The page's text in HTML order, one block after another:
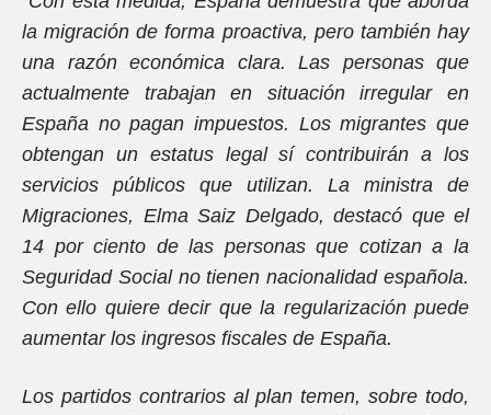
la migración de forma proactiva, pero también hay
una razón económica clara. Las personas que
actualmente trabajan en situación irregular en
España no pagan impuestos. Los migrantes que
obtengan un estatus legal sí contribuirán a los
servicios públicos que utilizan. La ministra de
Migraciones, Elma Saiz Delgado, destacó que el
14 por ciento de las personas que cotizan a la
Seguridad Social no tienen nacionalidad española.
Con ello quiere decir que la regularización puede
aumentar los ingresos fiscales de España.
Los partidos contrarios al plan temen, sobre todo,